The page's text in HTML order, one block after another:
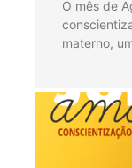
O mês de
materno,